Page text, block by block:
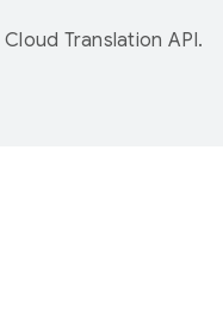
Cloud Translation API.